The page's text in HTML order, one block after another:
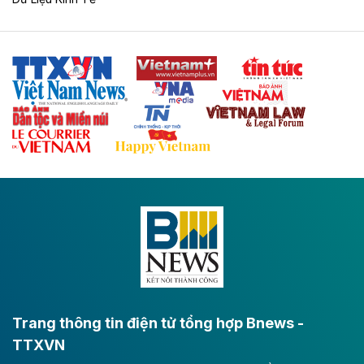
Thái Nguyên và các tỉnh trung du, miền núi phía Bắc
với hệ thống cửa khẩu quốc tế tại Lạng Sơn.
Theo baodautu.vn
Đề xuất đầu tư 11.500 tỷ đồng xây dựng cao
tốc CT.11 qua Ninh Bình
Đông A dài khoảng 25,1 km được kỳ vọng sẽ tạo động
lực phát triển kinh tế - xã hội khu vực phía Nam đồng
Long Thành
Tổng công ty Cảng hàng không Việt Nam - CTCP
Trang thông tin điện tử tổng hợp Bnews -
TTXVN